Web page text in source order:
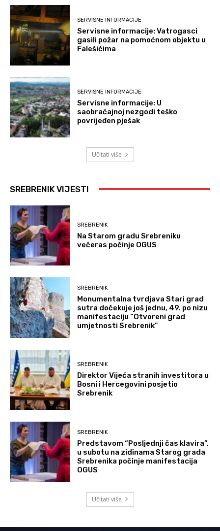
SERVISNE INFORMACIJE
Servisne informacije: Vatrogasci
gasili požar na pomoćnom objektu u
Falešićima
SERVISNE INFORMACIJE
Servisne informacije: U
saobraćajnoj nezgodi teško
povrijeđen pješak
Učitati više
SREBRENIK VIJESTI
SREBRENIK
Na Starom gradu Srebreniku
večeras počinje OGUS
SREBRENIK
Monumentalna tvrdjava Stari grad
sutra dočekuje još jednu, 49. po nizu
manifestaciju “Otvoreni grad
umjetnosti Srebrenik”
SREBRENIK
Direktor Vijeća stranih investitora u
Bosni i Hercegovini posjetio
Srebrenik
SREBRENIK
Predstavom “Posljednji čas klavira”,
u subotu na zidinama Starog grada
Srebrenika počinje manifestacija
OGUS
Učitati više